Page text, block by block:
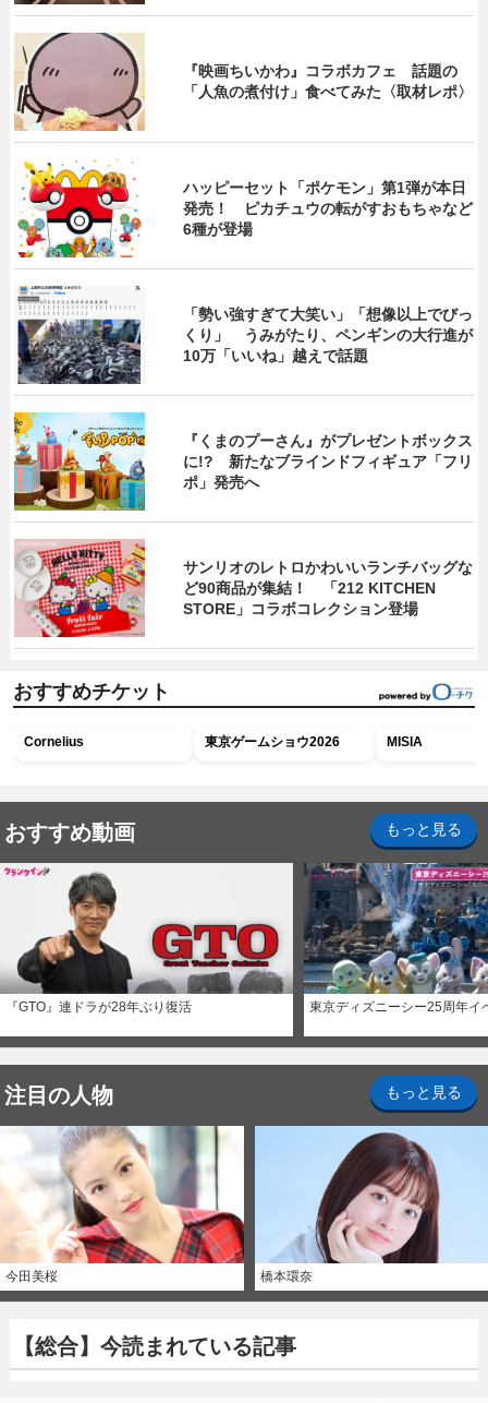
『映画ちいかわ』コラボカフェ 話題の
「人魚の煮付け」食べてみた〈取材レポ〉
ハッピーセット「ポケモン」第1弾が本日
発売！ ピカチュウの転がすおもちゃなど
6種が登場
「勢い強すぎて大笑い」「想像以上でびっ
くり」 うみがたり、ペンギンの大行進が
10万「いいね」越えで話題
『くまのプーさん』がプレゼントボックス
に!? 新たなブラインドフィギュア「フリ
ポ」発売へ
サンリオのレトロかわいいランチバッグな
ど90商品が集結！ 「212 KITCHEN
STORE」コラボコレクション登場
おすすめチケット
Cornelius 東京ゲームショウ2026 MISIA
おすすめ動画 もっと見る
『GTO』連ドラが28年ぶり復活 東京ディズニーシー25周年イ
注目の人物 もっと見る
今田美桜 橋本環奈
【総合】今読まれている記事